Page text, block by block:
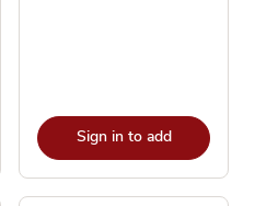
Sign in to add